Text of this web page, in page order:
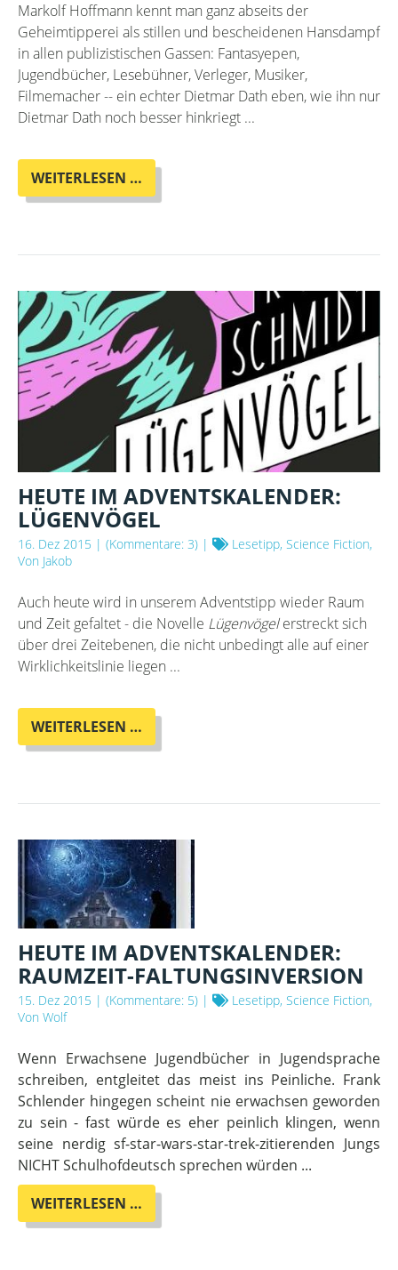
Markolf Hoffmann kennt man ganz abseits der
Geheimtipperei als stillen und bescheidenen Hansdampf
in allen publizistischen Gassen: Fantasyepen,
Jugendbücher, Lesebühner, Verleger, Musiker,
Filmemacher -- ein echter Dietmar Dath eben, wie ihn nur
Dietmar Dath noch besser hinkriegt ...
WEITERLESEN …
IM
HEUTE IM ADVENTSKALENDER:
LÜGENVÖGEL
16. Dez 2015 | (Kommentare: 3) |
Lesetipp, Science Fiction,
Von Jakob
Auch heute wird in unserem Adventstipp wieder Raum
und Zeit gefaltet - die Novelle Lügenvögelerstreckt sich
über drei Zeitebenen, die nicht unbedingt alle auf einer
Wirklichkeitslinie liegen ...
WEITERLESEN …
IM
HEUTE IM ADVENTSKALENDER:
RAUMZEIT-FALTUNGSINVERSION
15. Dez 2015 | (Kommentare: 5) |
Lesetipp, Science Fiction,
Von Wolf
Wenn Erwachsene Jugendbücher in Jugendsprache
schreiben, entgleitet das meist ins Peinliche. Frank
Schlender hingegen scheint nie erwachsen geworden
zu sein - fast würde es eher peinlich klingen, wenn
seine nerdig sf-star-wars-star-trek-zitierenden Jungs
NICHT Schulhofdeutsch sprechen würden ...
WEITERLESEN …
IM